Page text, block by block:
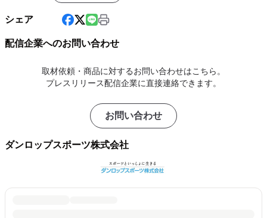
シェア
配信企業へのお問い合わせ
取材依頼・商品に対するお問い合わせはこちら。
プレスリリース配信企業に直接連絡できます。
お問い合わせ
ダンロップスポーツ株式会社